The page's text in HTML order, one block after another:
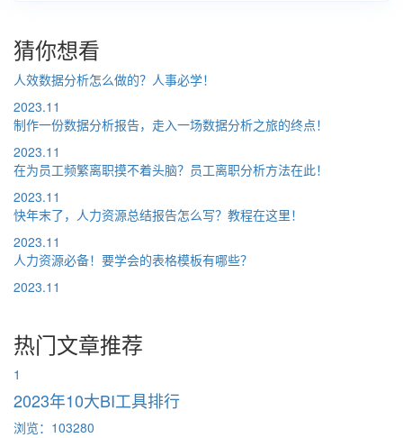
猜你想看
人效数据分析怎么做的？人事必学！
2023.11
制作一份数据分析报告，走入一场数据分析之旅的终点！
2023.11
在为员工频繁离职摸不着头脑？员工离职分析方法在此！
2023.11
快年末了，人力资源总结报告怎么写？教程在这里！
2023.11
人力资源必备！要学会的表格模板有哪些？
2023.11
热门文章推荐
1
2023年10大BI工具排行
浏览：103280